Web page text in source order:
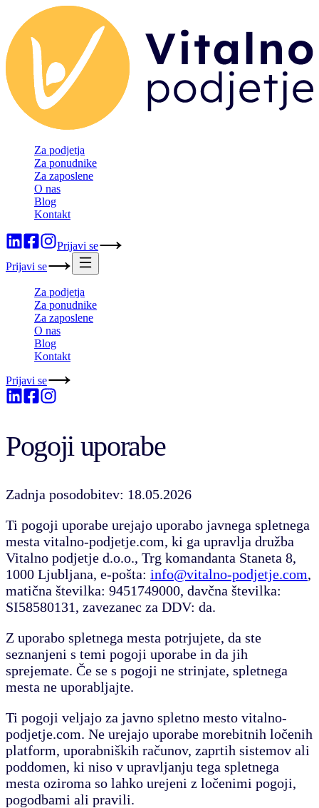
Za podjetja
Za ponudnike
Za zaposlene
O nas
Blog
Kontakt
Prijavi se
Prijavi se
Za podjetja
Za ponudnike
Za zaposlene
O nas
Blog
Kontakt
Prijavi se
Pogoji uporabe
Zadnja posodobitev: 18.05.2026
Ti pogoji uporabe urejajo uporabo javnega spletnega
mesta vitalno-podjetje.com, ki ga upravlja družba
Vitalno podjetje d.o.o., Trg komandanta Staneta 8,
1000 Ljubljana, e-pošta: info@vitalno-podjetje.com,
matična številka: 9451749000, davčna številka:
SI58580131, zavezanec za DDV: da.
Z uporabo spletnega mesta potrjujete, da ste
seznanjeni s temi pogoji uporabe in da jih
sprejemate. Če se s pogoji ne strinjate, spletnega
mesta ne uporabljajte.
Ti pogoji veljajo za javno spletno mesto vitalno-
podjetje.com. Ne urejajo uporabe morebitnih ločenih
platform, uporabniških računov, zaprtih sistemov ali
poddomen, ki niso v upravljanju tega spletnega
mesta oziroma so lahko urejeni z ločenimi pogoji,
pogodbami ali pravili.